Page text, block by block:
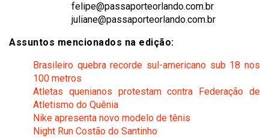
felipe@passaporteorlando.com.br
juliane@passaporteorlando.com.br
Assuntos mencionados na edição:
Brasileiro quebra recorde sul-americano sub 18 nos
100 metros
Atletas quenianos protestam contra Federação de
Atletismo do Quênia
Nike apresenta novo modelo de tênis
Night Run Costão do Santinho